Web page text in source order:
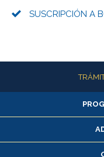
SUSCRIPCIÓN A
Más información